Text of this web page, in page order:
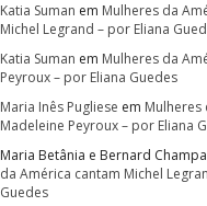
Katia Suman em Mulheres da
Michel Legrand – por Eliana
Katia Suman em Mulheres da
Peyroux – por Eliana Guedes
Maria Inês Pugliese em Mulheres
Madeleine Peyroux – por Eliana
Maria Betânia e Bernard
da América cantam Michel
Guedes